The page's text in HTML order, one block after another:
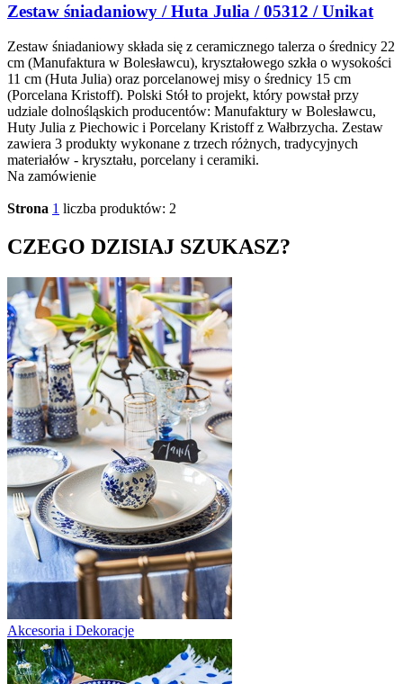
Zestaw śniadaniowy / Huta Julia / 05312 / Unikat
Zestaw śniadaniowy składa się z ceramicznego talerza o średnicy 22
cm (Manufaktura w Bolesławcu), kryształowego szkła o wysokości
11 cm (Huta Julia) oraz porcelanowej misy o średnicy 15 cm
(Porcelana Kristoff). Polski Stół to projekt, który powstał przy
udziale dolnośląskich producentów: Manufaktury w Bolesławcu,
Huty Julia z Piechowic i Porcelany Kristoff z Wałbrzycha. Zestaw
zawiera 3 produkty wykonane z trzech różnych, tradycyjnych
materiałów - kryształu, porcelany i ceramiki.
Na zamówienie
Strona 1 liczba produktów: 2
CZEGO DZISIAJ SZUKASZ?
Akcesoria i Dekoracje